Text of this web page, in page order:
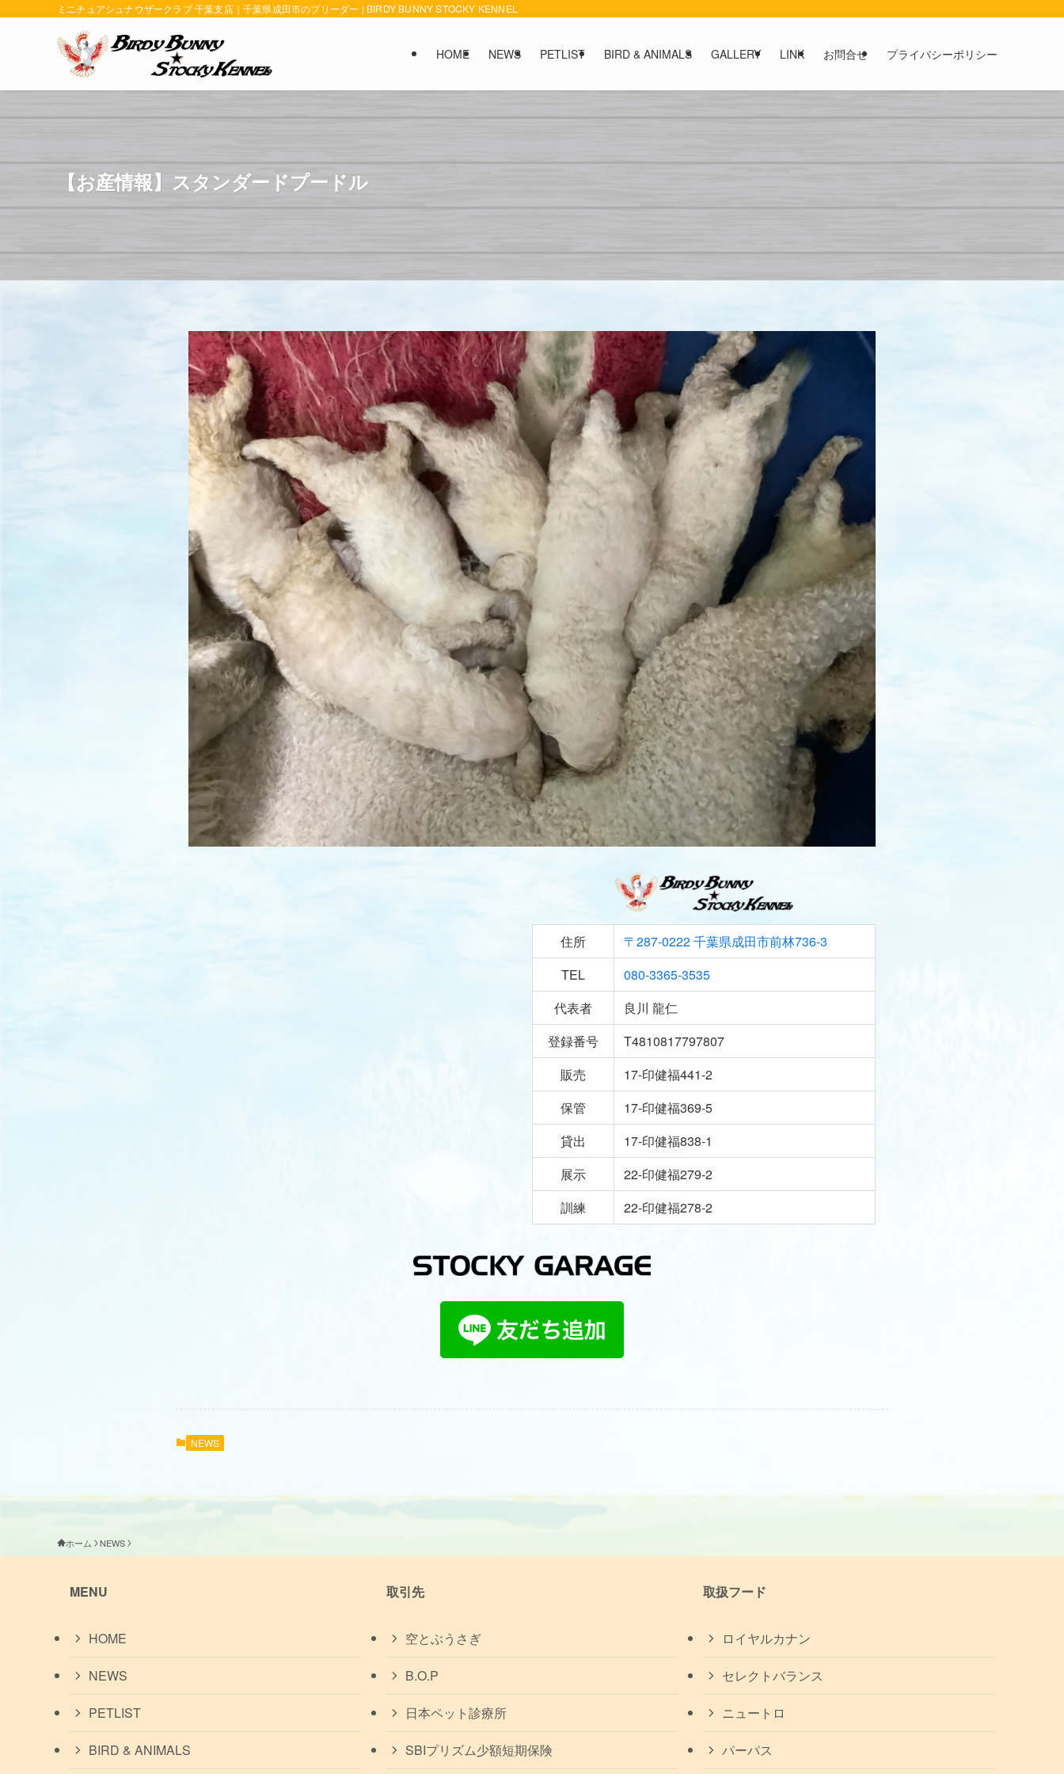
ミニチュアシュナウザークラブ 千葉支店｜千葉県成田市のブリーダー | BIRDY BUNNY STOCKY KENNEL
HOME NEWS PETLIST BIRD & ANIMALS GALLERY LINK お問合せ プライバシーポリシー
【お産情報】スタンダードプードル
住所 〒287-0222千葉県成田市前林736-3
TEL
080-3365-3535
代表者
良川 龍仁
登録番号
T4810817797807
販売
17-印健福441-2
保管
17-印健福369-5
貸出
17-印健福838-1
展示
22-印健福279-2
訓練
22-印健福278-2
NEWS
ホーム NEWS
MENU
HOME
NEWS
PETLIST
BIRD & ANIMALS
取引先
空とぶうさぎ
B.O.P
日本ペット診療所
SBIプリズム少額短期保険
取扱フード
ロイヤルカナン
セレクトバランス
ニュートロ
パーパス